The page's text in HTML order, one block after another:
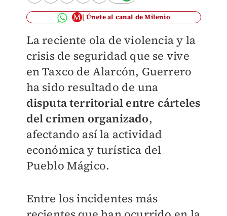
Únete al canal de Milenio
La reciente ola de violencia y la
crisis de seguridad que se vive
en Taxco de Alarcón, Guerrero
ha sido resultado de una
disputa territorial entre cárteles
del crimen organizado,
afectando así la actividad
económica y turística del
Pueblo Mágico.
Entre los incidentes más